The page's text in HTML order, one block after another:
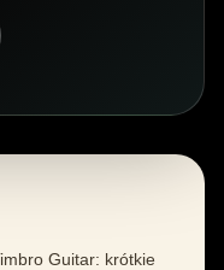
Guitar: krótkie